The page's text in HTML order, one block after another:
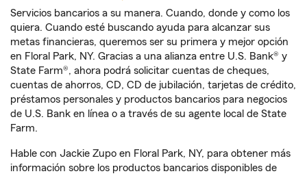
Servicios bancarios a su manera. Cuando, donde y como los
quiera. Cuando esté buscando ayuda para alcanzar sus
metas financieras, queremos ser su primera y mejor opción
en Floral Park, NY. Gracias a una alianza entre U.S. Bank® y
State Farm®, ahora podrá solicitar cuentas de cheques,
cuentas de ahorros, CD, CD de jubilación, tarjetas de crédito,
préstamos personales y productos bancarios para negocios
de U.S. Bank en línea o a través de su agente local de State
Farm.
Hable con Jackie Zupo en Floral Park, NY, para obtener más
información sobre los productos bancarios disponibles de